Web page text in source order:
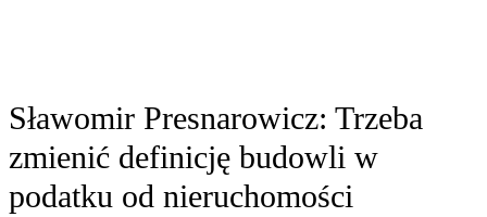
Sławomir Presnarowicz: Trzeba
zmienić definicję budowli w
podatku od nieruchomości